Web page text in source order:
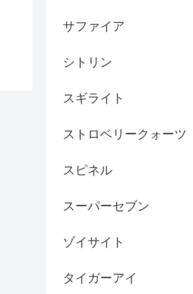
サファイア
シトリン
スギライト
ストロベリークォーツ
スピネル
スーパーセブン
ゾイサイト
タイガーアイ